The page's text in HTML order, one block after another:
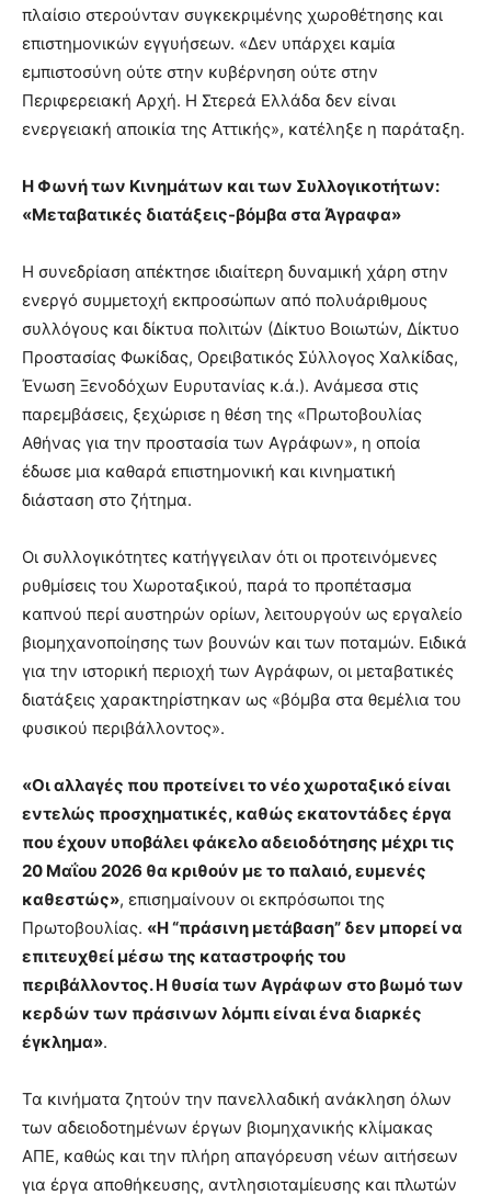
πλαίσιο στερούνταν συγκεκριμένης χωροθέτησης και
επιστημονικών εγγυήσεων. «Δεν υπάρχει καμία
εμπιστοσύνη ούτε στην κυβέρνηση ούτε στην
Περιφερειακή Αρχή. Η Στερεά Ελλάδα δεν είναι
ενεργειακή αποικία της Αττικής», κατέληξε η παράταξη.
Η Φωνή των Κινημάτων και των Συλλογικοτήτων:
«Μεταβατικές διατάξεις-βόμβα στα Άγραφα»
Η συνεδρίαση απέκτησε ιδιαίτερη δυναμική χάρη στην
ενεργό συμμετοχή εκπροσώπων από πολυάριθμους
συλλόγους και δίκτυα πολιτών (Δίκτυο Βοιωτών, Δίκτυο
Προστασίας Φωκίδας, Ορειβατικός Σύλλογος Χαλκίδας,
Ένωση Ξενοδόχων Ευρυτανίας κ.ά.). Ανάμεσα στις
παρεμβάσεις, ξεχώρισε η θέση της «Πρωτοβουλίας
Αθήνας για την προστασία των Αγράφων», η οποία
έδωσε μια καθαρά επιστημονική και κινηματική
διάσταση στο ζήτημα.
Οι συλλογικότητες κατήγγειλαν ότι οι προτεινόμενες
ρυθμίσεις του Χωροταξικού, παρά το προπέτασμα
καπνού περί αυστηρών ορίων, λειτουργούν ως εργαλείο
βιομηχανοποίησης των βουνών και των ποταμών. Ειδικά
για την ιστορική περιοχή των Αγράφων, οι μεταβατικές
διατάξεις χαρακτηρίστηκαν ως «βόμβα στα θεμέλια του
φυσικού περιβάλλοντος».
«Οι αλλαγές που προτείνει το νέο χωροταξικό είναι
εντελώς προσχηματικές, καθώς εκατοντάδες έργα
που έχουν υποβάλει φάκελο αδειοδότησης μέχρι τις
20 Μαΐου 2026 θα κριθούν με το παλαιό, ευμενές
καθεστώς», επισημαίνουν οι εκπρόσωποι της
Πρωτοβουλίας. «Η “πράσινη μετάβαση” δεν μπορεί να
επιτευχθεί μέσω της καταστροφής του
περιβάλλοντος. Η θυσία των Αγράφων στο βωμό των
κερδών των πράσινων λόμπι είναι ένα διαρκές
έγκλημα».
Τα κινήματα ζητούν την πανελλαδική ανάκληση όλων
των αδειοδοτημένων έργων βιομηχανικής κλίμακας
ΑΠΕ, καθώς και την πλήρη απαγόρευση νέων αιτήσεων
για έργα αποθήκευσης, αντλησιοταμίευσης και πλωτών